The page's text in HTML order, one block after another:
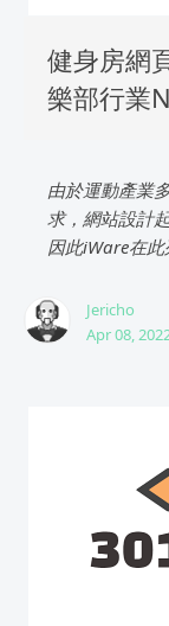
健身房網
樂部行業
由於運動產業
求，網站設計
因此iWare在此
Jericho
Apr 08,